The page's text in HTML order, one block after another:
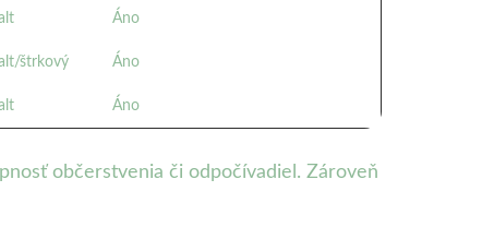
Áno
štrkový Áno
Áno
občerstvenia či odpočívadiel. Zároveň